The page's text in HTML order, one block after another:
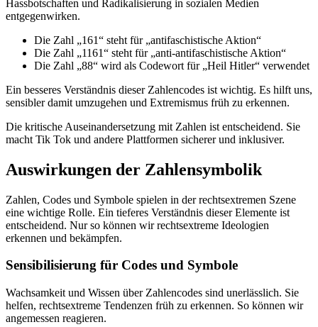
Hassbotschaften und Radikalisierung in sozialen Medien
entgegenwirken.
Die Zahl „161“ steht für „antifaschistische Aktion“
Die Zahl „1161“ steht für „anti-antifaschistische Aktion“
Die Zahl „88“ wird als Codewort für „Heil Hitler“ verwendet
Ein besseres Verständnis dieser Zahlencodes ist wichtig. Es hilft uns,
sensibler damit umzugehen und Extremismus früh zu erkennen.
Die kritische Auseinandersetzung mit Zahlen ist entscheidend. Sie
macht Tik Tok und andere Plattformen sicherer und inklusiver.
Auswirkungen der Zahlensymbolik
Zahlen, Codes und Symbole spielen in der rechtsextremen Szene
eine wichtige Rolle. Ein tieferes Verständnis dieser Elemente ist
entscheidend. Nur so können wir rechtsextreme Ideologien
erkennen und bekämpfen.
Sensibilisierung für Codes und Symbole
Wachsamkeit und Wissen über Zahlencodes sind unerlässlich. Sie
helfen, rechtsextreme Tendenzen früh zu erkennen. So können wir
angemessen reagieren.